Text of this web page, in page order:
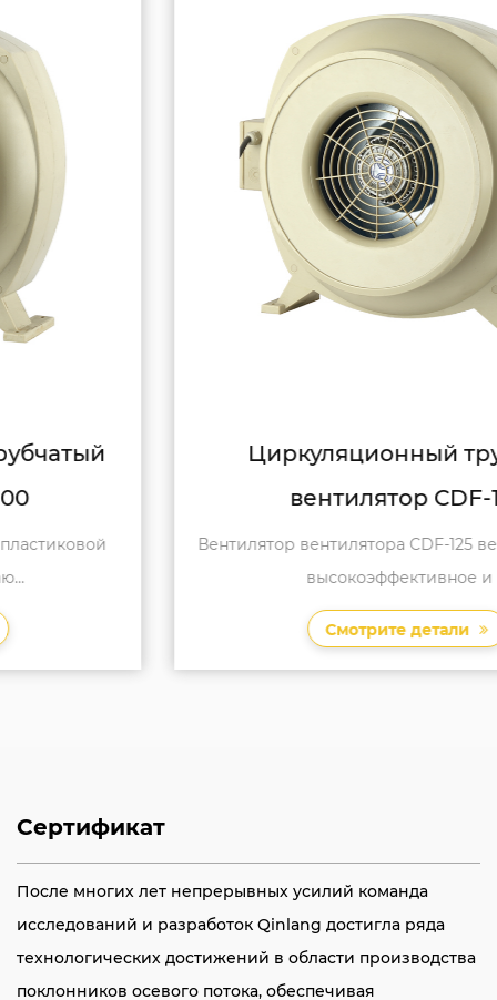
Циркуляционный трубный
вентилятор CDF-125
Вентилятор вентилятора CDF-125 вентилятора-это
высокоэффективное и ...
Смотрите детали
Сертификат
После многих лет непрерывных усилий команда
исследований и разработок Qinlang достигла ряда
технологических достижений в области производства
поклонников осевого потока, обеспечивая